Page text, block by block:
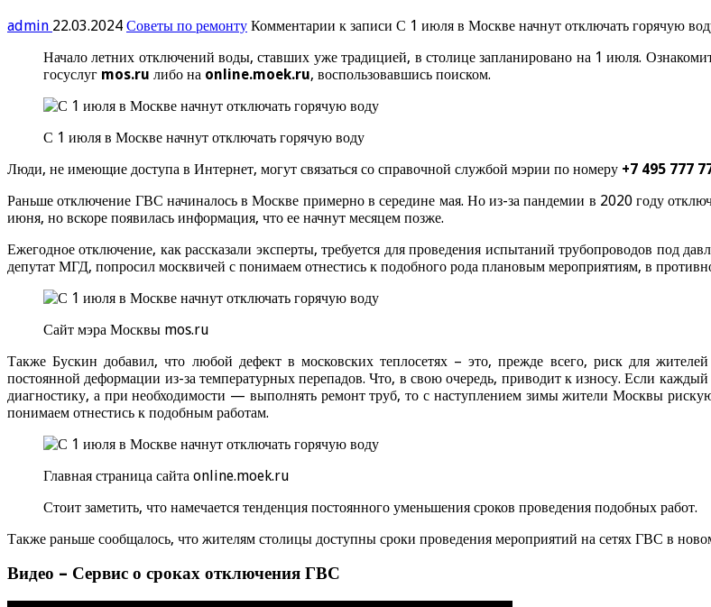
admin 22.03.2024 Советы по ремонту Комментарии к записи С 1 июля в Москве начнут отключать горячую
Начало летних отключений воды, ставших уже традицией, в столице запланировано на 1 июля.
госуслуг mos.ru либо на online.moek.ru, воспользовавшись поиском.
С 1 июля в Москве начнут отключать горячую воду
Люди, не имеющие доступа в Интернет, могут связаться со справочной службой мэрии по номеру +7 495 777
Раньше отключение ГВС начиналось в Москве примерно в середине мая. Но из-за пандемии в 2020 году
июня, но вскоре появилась информация, что ее начнут месяцем позже.
Ежегодное отключение, как рассказали эксперты, требуется для проведения испытаний трубопроводов под
депутат МГД, попросил москвичей с понимаем отнестись к подобного рода плановым мероприятиям, в
Сайт мэра Москвы mos.ru
Также Бускин добавил, что любой дефект в московских теплосетях – это, прежде всего, риск для
постоянной деформации из-за температурных перепадов. Что, в свою очередь, приводит к износу. Если
диагностику, а при необходимости — выполнять ремонт труб, то с наступлением зимы жители Москвы
понимаем отнестись к подобным работам.
Главная страница сайта online.moek.ru
Стоит заметить, что намечается тенденция постоянного уменьшения сроков проведения подобных работ.
Также раньше сообщалось, что жителям столицы доступны сроки проведения мероприятий на сетях ГВС в
Видео – Сервис о сроках отключения ГВС